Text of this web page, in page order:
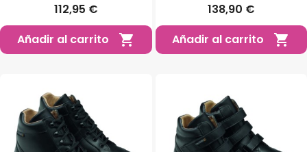
112,95 €
Añadir al carrito

138,90 €
Añadir al carrito
